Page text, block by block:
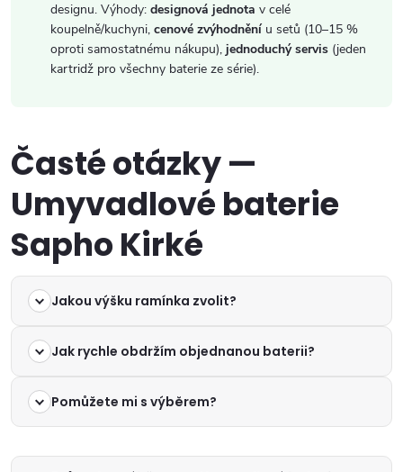
designu. Výhody: designová jednota v celé
koupelně/kuchyni, cenové zvýhodnění u setů (10–15 %
oproti samostatnému nákupu), jednoduchý servis (jeden
kartridž pro všechny baterie ze série).
Časté otázky —
Umyvadlové baterie
Sapho Kirké
Jakou výšku ramínka zvolit?
Jak rychle obdržím objednanou baterii?
Pomůžete mi s výběrem?